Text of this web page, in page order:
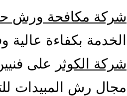
شركة مكافحة ورش
الخدمة بكفاءة
شركة الكوثر
على
مجال رش المبيدات